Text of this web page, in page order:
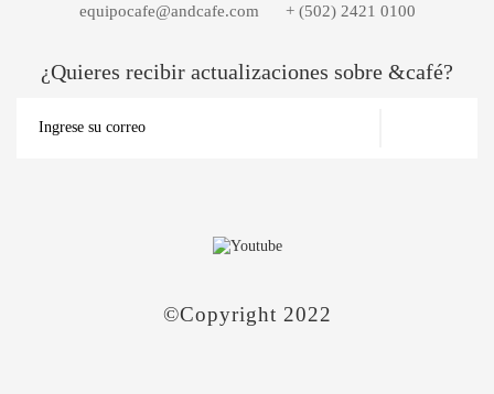
equipocafe@andcafe.com + (502) 2421 0100
¿Quieres recibir actualizaciones sobre &café?
©Copyright 2022